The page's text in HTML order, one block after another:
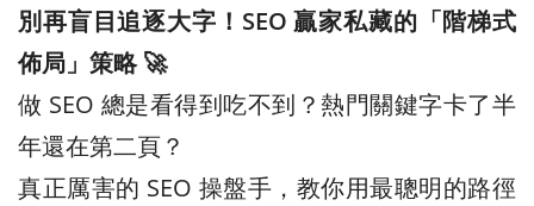
別再盲目追逐大字！SEO 贏家私藏的「階梯式
佈局」策略 🚀
做 SEO 總是看得到吃不到？熱門關鍵字卡了半
年還在第二頁？
真正厲害的 SEO 操盤手，教你用最聰明的路徑